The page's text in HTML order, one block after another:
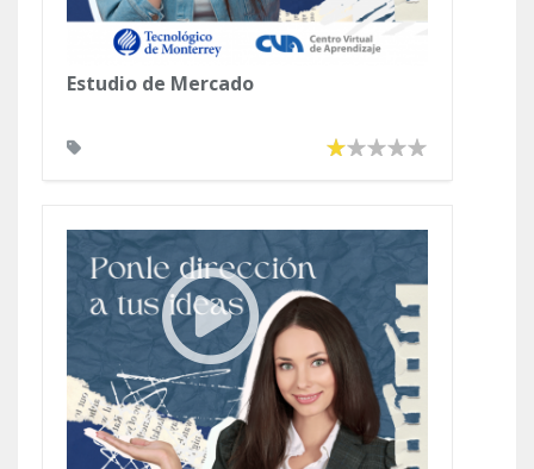
Estudio de Mercado